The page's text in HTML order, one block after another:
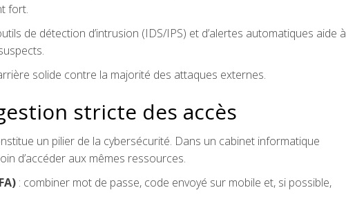
fort.
de détection d’intrusion (IDS/IPS) et d’alertes automatiques aide à
solide contre la majorité des attaques externes.
stricte des accès
un pilier de la cybersécurité. Dans un cabinet informatique
d’accéder aux mêmes ressources.
: combiner mot de passe, code envoyé sur mobile et, si possible,